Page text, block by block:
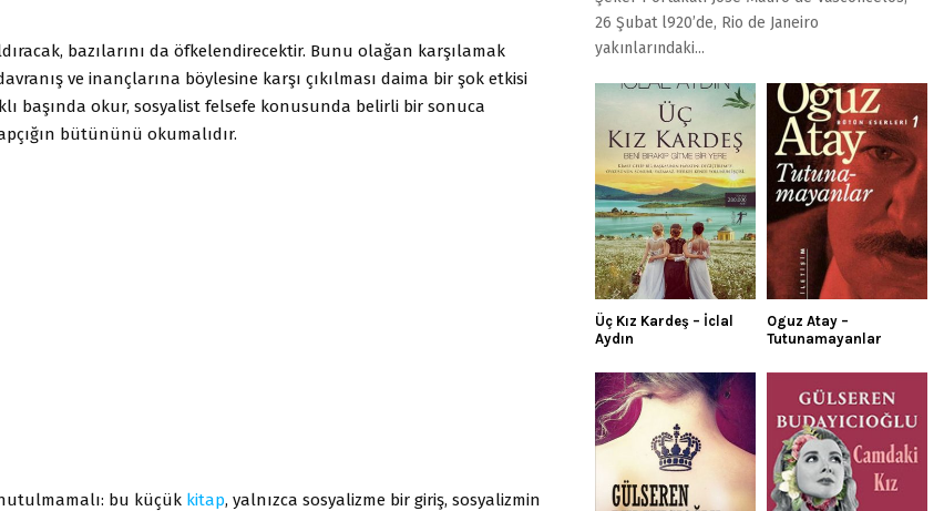
bazılarını da öfkelendirecektir. Bunu olağan karşılamak
ve inançlarına böylesine karşı çıkılması daima bir şok etkisi
başında okur, sosyalist felsefe konusunda belirli bir sonuca
bütününü okumalıdır.
bu küçük kitap, yalnızca sosyalizme bir giriş, sosyalizmin
26 Şubat l920’de, Rio de Janeiro
yakınlarındaki...
Üç Kız Kardeş – İclal
Aydın
Oguz Atay –
Tutunamayanlar